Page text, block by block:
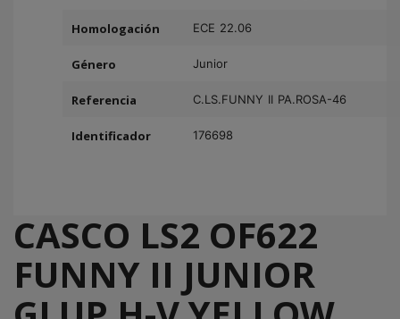
Homologación ECE 22.06
Género Junior
Referencia C.LS.FUNNY II PA.ROSA-46
Identificador 176698
CASCO LS2 OF622
FUNNY II JUNIOR